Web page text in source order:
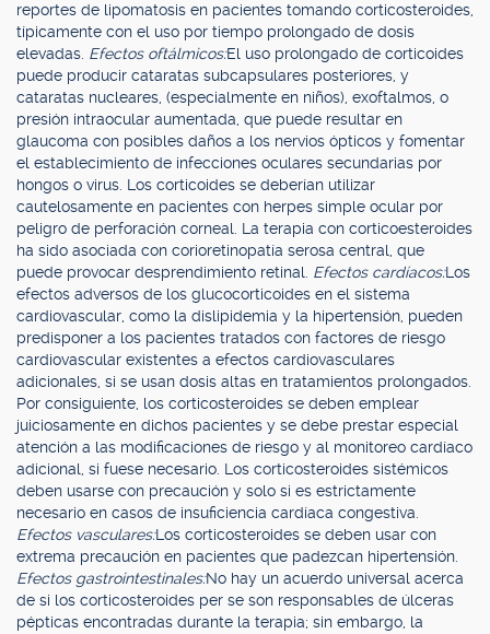
reportes de lipomatosis en pacientes tomando corticosteroides,
típicamente con el uso por tiempo prolongado de dosis
elevadas. Efectos oftálmicos:El uso prolongado de corticoides
puede producir cataratas subcapsulares posteriores, y
cataratas nucleares, (especialmente en niños), exoftalmos, o
presión intraocular aumentada, que puede resultar en
glaucoma con posibles daños a los nervios ópticos y fomentar
el establecimiento de infecciones oculares secundarias por
hongos o virus. Los corticoides se deberían utilizar
cautelosamente en pacientes con herpes simple ocular por
peligro de perforación corneal. La terapia con corticoesteroides
ha sido asociada con corioretinopatía serosa central, que
puede provocar desprendimiento retinal. Efectos cardíacos:Los
efectos adversos de los glucocorticoides en el sistema
cardiovascular, como la dislipidemia y la hipertensión, pueden
predisponer a los pacientes tratados con factores de riesgo
cardiovascular existentes a efectos cardiovasculares
adicionales, si se usan dosis altas en tratamientos prolongados.
Por consiguiente, los corticosteroides se deben emplear
juiciosamente en dichos pacientes y se debe prestar especial
atención a las modificaciones de riesgo y al monitoreo cardíaco
adicional, si fuese necesario. Los corticosteroides sistémicos
deben usarse con precaución y solo si es estrictamente
necesario en casos de insuficiencia cardíaca congestiva.
Efectos vasculares:Los corticosteroides se deben usar con
extrema precaución en pacientes que padezcan hipertensión.
Efectos gastrointestinales:No hay un acuerdo universal acerca
de si los corticosteroides per se son responsables de úlceras
pépticas encontradas durante la terapia; sin embargo, la